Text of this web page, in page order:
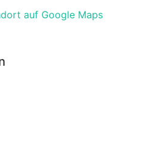
auf Google Maps